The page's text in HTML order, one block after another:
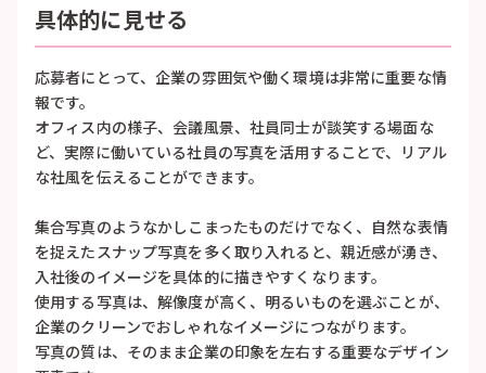
具体的に見せる
応募者にとって、企業の雰囲気や働く環境は非常に重要な情
報です。
オフィス内の様子、会議風景、社員同士が談笑する場面な
ど、実際に働いている社員の写真を活用することで、リアル
な社風を伝えることができます。
集合写真のようなかしこまったものだけでなく、自然な表情
を捉えたスナップ写真を多く取り入れると、親近感が湧き、
入社後のイメージを具体的に描きやすくなります。
使用する写真は、解像度が高く、明るいものを選ぶことが、
企業のクリーンでおしゃれなイメージにつながります。
写真の質は、そのまま企業の印象を左右する重要なデザイン